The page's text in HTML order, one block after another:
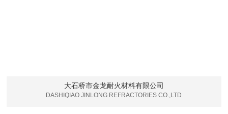
大石桥市金龙耐火材料有限公司
DASHIQIAO JINLONG REFRACTORIES CO.,LTD